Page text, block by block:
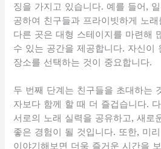
징을 가지고 있습니다. 예를 들어,
공하여 친구들과 프라이빗하게 노
다른 곳은 대형 스테이지를 마련해
수 있는 공간을 제공합니다. 자신이
장소를 선택하는 것이 중요합니다.
두 번째 단계는 친구들을 초대하는
자보다 함께 할 때 더 즐겁습니다.
서로의 노래 실력을 공유하고, 새로
좋은 경험이 될 것입니다. 또한, 미
이야기해보면 더욱 즐거운 시간을